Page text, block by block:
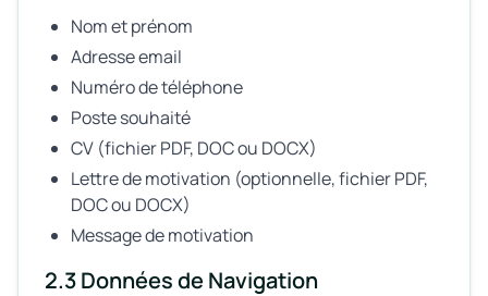
Nom et prénom
Adresse email
Numéro de téléphone
Poste souhaité
CV (fichier PDF, DOC ou DOCX)
Lettre de motivation (optionnelle, fichier PDF,
DOC ou DOCX)
Message de motivation
2.3 Données de Navigation